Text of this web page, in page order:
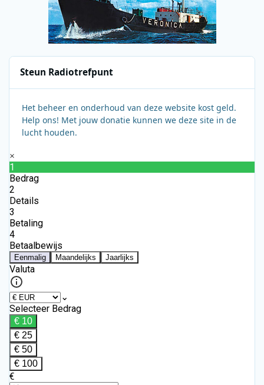
Steun Radiotrefpunt
Het beheer en onderhoud van deze website kost geld.
Help ons! Met jouw donatie kunnen we deze site in de
lucht houden.